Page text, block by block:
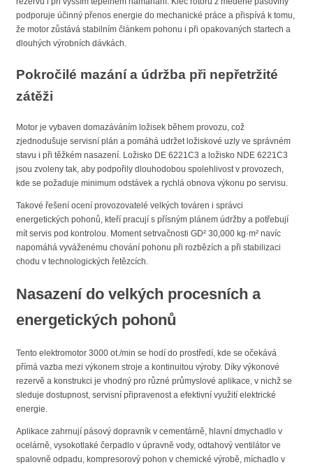
podporuje účinný přenos energie do mechanické práce a přispívá k tomu,
že motor zůstává stabilním článkem pohonu i při opakovaných startech a
dlouhých výrobních dávkách.
Pokročilé mazání a údržba při nepřetržité
zátěži
Motor je vybaven domazáváním ložisek během provozu, což
zjednodušuje servisní plán a pomáhá udržet ložiskové uzly ve správném
stavu i při těžkém nasazení. Ložisko DE 6221C3 a ložisko NDE 6221C3
jsou zvoleny tak, aby podpořily dlouhodobou spolehlivost v provozech,
kde se požaduje minimum odstávek a rychlá obnova výkonu po servisu.
Takové řešení ocení provozovatelé velkých továren i správci
energetických pohonů, kteří pracují s přísným plánem údržby a potřebují
mít servis pod kontrolou. Moment setrvačnosti GD² 30,000 kg·m² navíc
napomáhá vyváženému chování pohonu při rozbězích a při stabilizaci
chodu v technologických řetězcích.
Nasazení do velkých procesních a
energetických pohonů
Tento elektromotor 3000 ot./min se hodí do prostředí, kde se očekává
přímá vazba mezi výkonem stroje a kontinuitou výroby. Díky výkonové
rezervě a konstrukci je vhodný pro různé průmyslové aplikace, v nichž se
sleduje dostupnost, servisní připravenost a efektivní využití elektrické
energie.
Aplikace zahrnují pásový dopravník v cementárně, hlavní dmychadlo v
ocelárně, vysokotlaké čerpadlo v úpravně vody, odtahový ventilátor ve
spalovně odpadu, kompresorový pohon v chemické výrobě, míchadlo v